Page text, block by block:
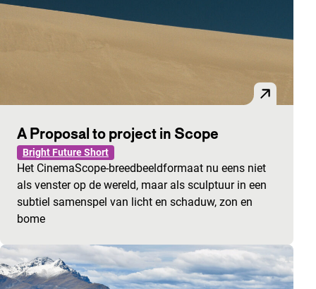
A Proposal to project in Scope
Bright Future Short
Het CinemaScope-breedbeeldformaat nu eens niet
als venster op de wereld, maar als sculptuur in een
subtiel samenspel van licht en schaduw, zon en
bome